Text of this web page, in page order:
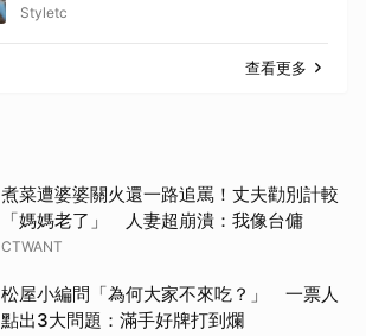
斤？
Styletc
查看更多
煮菜遭婆婆關火還一路追罵！丈夫勸別計較
「媽媽老了」 人妻超崩潰：我像台傭
CTWANT
松屋小編問「為何大家不來吃？」 一票人
點出3大問題：滿手好牌打到爛